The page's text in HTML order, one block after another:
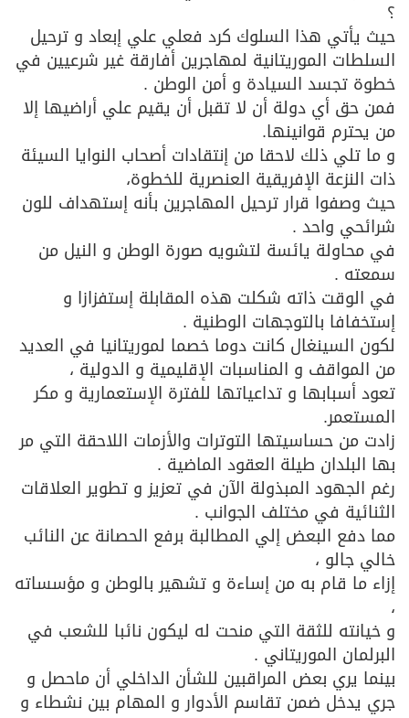
؟
حيث يأتي هذا السلوك كرد فعلي علي إبعاد و ترحيل
السلطات الموريتانية لمهاجرين أفارقة غير شرعيين في
خطوة تجسد السيادة و أمن الوطن .
فمن حق أي دولة أن لا تقبل أن يقيم علي أراضيها إلا
من يحترم قوانينها.
و ما تلي ذلك لاحقا من إنتقادات أصحاب النوايا السيئة
ذات النزعة الإفريقية العنصرية للخطوة،
حيث وصفوا قرار ترحيل المهاجرين بأنه إستهداف للون
شرائحي واحد .
في محاولة يائسة لتشويه صورة الوطن و النيل من
سمعته .
في الوقت ذاته شكلت هذه المقابلة إستفزازا و
إستخفافا بالتوجهات الوطنية .
لكون السينغال كانت دوما خصما لموريتانيا في العديد
من المواقف و المناسبات الإقليمية و الدولية ،
تعود أسبابها و تداعياتها للفترة الإستعمارية و مكر
المستعمر.
زادت من حساسيتها التوترات والأزمات اللاحقة التي مر
بها البلدان طيلة العقود الماضية .
رغم الجهود المبذولة الآن في تعزيز و تطوير العلاقات
الثنائية في مختلف الجوانب .
مما دفع البعض إلي المطالبة برفع الحصانة عن النائب
خالي جالو ،
إزاء ما قام به من إساءة و تشهير بالوطن و مؤسساته
،
و خيانته للثقة التي منحت له ليكون نائبا للشعب في
البرلمان الموريتاني .
بينما يري بعض المراقبين للشأن الداخلي أن ماحصل و
جري يدخل ضمن تقاسم الأدوار و المهام بين نشطاء و